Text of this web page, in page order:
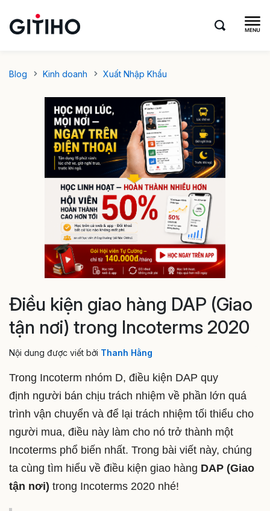
Blog Kinh doanh Xuất Nhập Khẩu
Điều kiện giao hàng DAP (Giao
tận nơi) trong Incoterms 2020
Nội dung được viết bởi Thanh Hằng
Trong Incoterm nhóm D, điều kiện DAP quy
định người bán chịu trách nhiệm về phần lớn quá
trình vận chuyển và để lại trách nhiệm tối thiểu cho
người mua, điều này làm cho nó trở thành một
Incoterms phổ biến nhất. Trong bài viết này, chúng
ta cùng tìm hiểu về điều kiện giao hàng DAP (Giao
tận nơi) trong Incoterms 2020 nhé!